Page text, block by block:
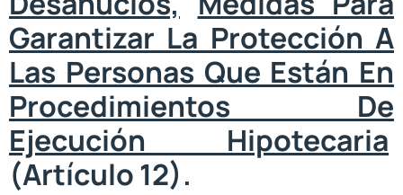
Garantizar La Protección A
Las Personas Que Están En
Procedimientos De
Ejecución Hipotecaria
(Artículo 12).